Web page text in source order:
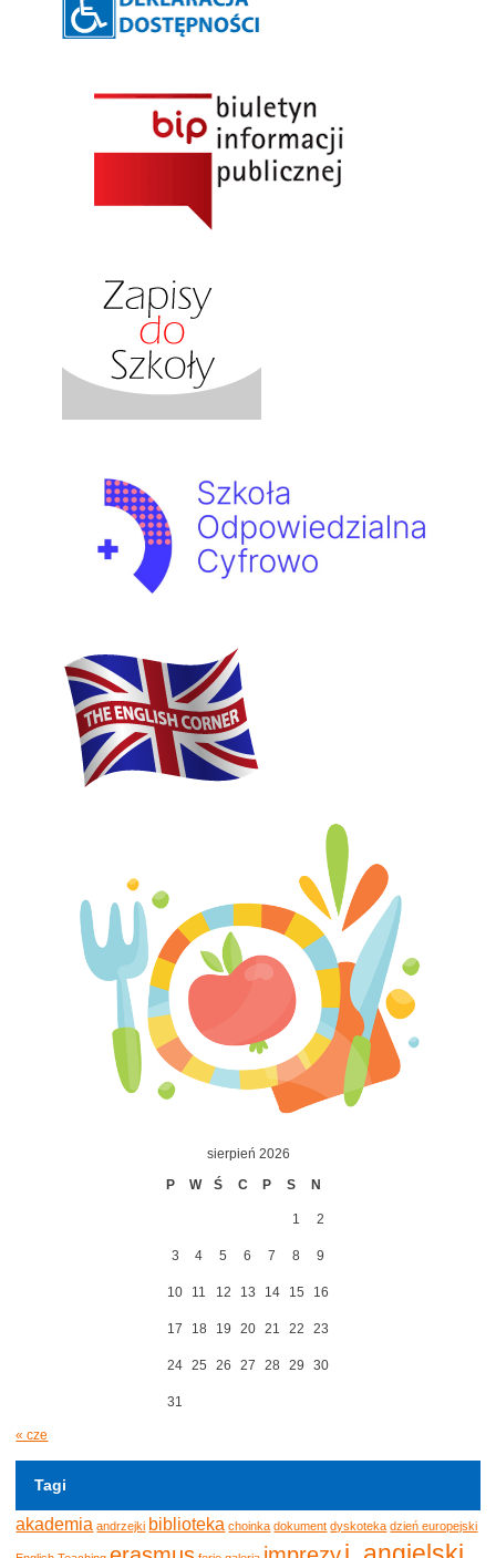
sierpień 2026
P
W Ś C P S N
1 2
3 4 5 6 7 8 9
10 11 12 13 14 15 16
17 18 19 20 21 22 23
24 25 26 27 28 29 30
31
« cze
Tagi
akademia andrzejki biblioteka choinka dokument dyskoteka dzień europejski